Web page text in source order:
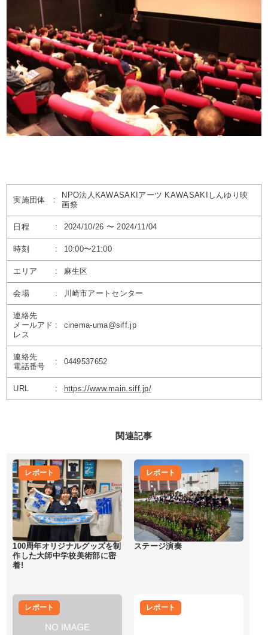
実施団体 :
NPO法人KAWASAKIアーツ KAWASAKIしんゆり映
画祭
日程 : 2024/10/26 〜 2024/11/04
時刻 : 10:00〜21:00
エリア : 麻生区
会場 : 川崎市アートセンター
連絡先
メールアド
レス
: cinema-uma@siff.jp
連絡先
電話番号
: 0449537652
URL : https://www.main.siff.jp/
関連記事
レポート
100周年オリジナルグッズを制
作した大師中学校美術部に密
着!
レポート
ステージ演奏
レポート レポート